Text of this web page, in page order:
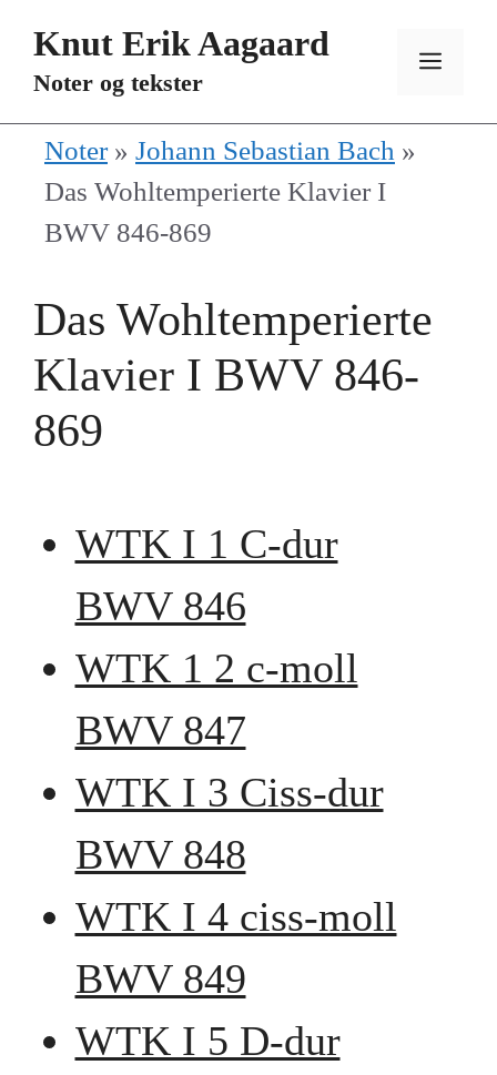
Knut Erik Aagaard
Noter og tekster
Noter» Johann Sebastian Bach »
Das Wohltemperierte Klavier I
BWV 846-869
Das Wohltemperierte
Klavier I BWV 846-
869
WTK I 1 C-dur
BWV 846
WTK 1 2 c-moll
BWV 847
WTK I 3 Ciss-dur
BWV 848
WTK I 4 ciss-moll
BWV 849
WTK I 5 D-dur